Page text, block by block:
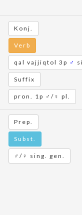
Konj.
Verb
qal vajjiqtol 3p ♂
Suffix
pron. 1p ♂/♀ pl.
Prep.
Subst.
♂/♀ sing. gen.